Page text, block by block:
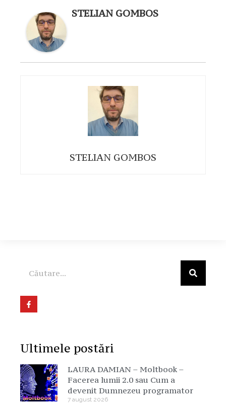
STELIAN GOMBOS
STELIAN GOMBOS
Ultimele postări
LAURA DAMIAN – Moltbook –
Facerea lumii 2.0 sau Cum a
devenit Dumnezeu programator
7 august 2026